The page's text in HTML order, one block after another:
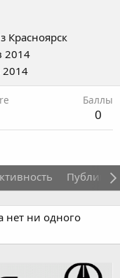
Красноярск
2014
Баллы
0
нет ни одного